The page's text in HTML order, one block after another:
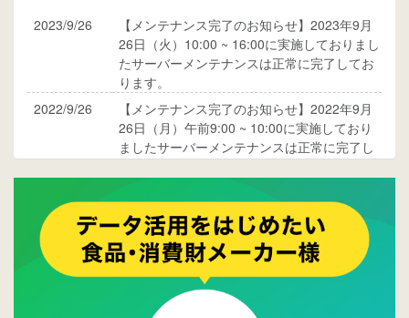
2023/9/26
【メンテナンス完了のお知らせ】2023年9月
26日（火）10:00 ~ 16:00に実施しておりまし
たサーバーメンテナンスは正常に完了してお
ります。
2022/9/26
【メンテナンス完了のお知らせ】2022年9月
26日（月）午前9:00 ~ 10:00に実施しており
ましたサーバーメンテナンスは正常に完了し
ご覧ください。
2015/10/19
ウレコンのサイト機能を大幅バージョンアッ
プ。詳細はこちら。⇒告知ページへ
2015/09/28
ウレコンが機能拡充し、サイトリニューアル
しました。⇒
ウレコンFacebook